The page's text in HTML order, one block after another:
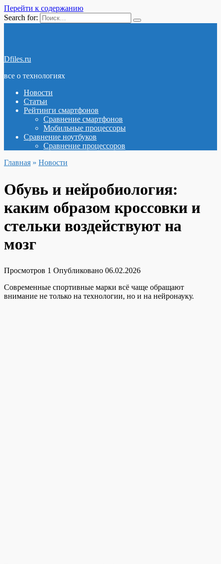
Перейти к содержанию
Search for:
Dfiles.ru
все о технологиях
Новости
Статьи
Рейтинги смартфонов
Сравнение смартфонов
Мобильные процессоры
Сравнение ноутбуков
Сравнение процессоров
Главная » Новости
Обувь и нейробиология:
каким образом кроссовки и
стельки воздействуют на
мозг
Просмотров 1 Опубликовано 06.02.2026
Современные спортивные марки всё чаще обращают
внимание не только на технологии, но и на нейронауку.